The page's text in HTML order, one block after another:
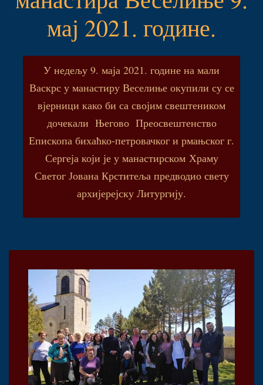
мај 2021. године.
У недељу 9. маја 2021. године на мали
Васкрс у манастиру Веселиње окупили су се
вјерници како би са својим свештеником
дочекали Његово Преосвештенство
Епископа бихаћко-петровачког и рмањског г.
Сергеја који је у манастирском Храму
Светог Јована Крститеља предводио свету
архијерејску Литургију.